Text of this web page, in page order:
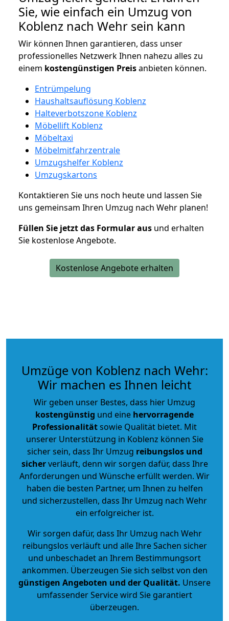
Sie, wie einfach ein Umzug von
Koblenz nach Wehr sein kann
Wir können Ihnen garantieren, dass unser
professionelles Netzwerk Ihnen nahezu alles zu
einem kostengünstigen Preisanbieten können.
Entrümpelung
Haushaltsauflösung Koblenz
Halteverbotszone Koblenz
Möbellift Koblenz
Möbeltaxi
Möbelmitfahrzentrale
Umzugshelfer Koblenz
Umzugskartons
Kontaktieren Sie uns noch heute und lassen Sie
uns gemeinsam Ihren Umzug nach Wehr planen!
Füllen Sie jetzt das Formular aus und erhalten
Sie kostenlose Angebote.
Kostenlose Angebote erhalten
Umzüge von Koblenz nach Wehr:
Wir machen es Ihnen leicht
Wir geben unser Bestes, dass hier Umzug
kostengünstig und eine hervorragende
Professionalitätsowie Qualität bietet. Mit
unserer Unterstützung in Koblenz können Sie
sicher sein, dass Ihr Umzug reibungslos und
sicherverläuft, denn wir sorgen dafür, dass Ihre
Anforderungen und Wünsche erfüllt werden. Wir
haben die besten Partner, um Ihnen zu helfen
und sicherzustellen, dass Ihr Umzug nach Wehr
ein erfolgreicher ist.
Wir sorgen dafür, dass Ihr Umzug nach Wehr
reibungslos verläuft und alle Ihre Sachen sicher
und unbeschadet an Ihrem Bestimmungsort
ankommen. Überzeugen Sie sich selbst von den
günstigen Angeboten und der Qualität. Unsere
umfassender Service wird Sie garantiert
überzeugen.